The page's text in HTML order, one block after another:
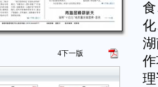
4下一版